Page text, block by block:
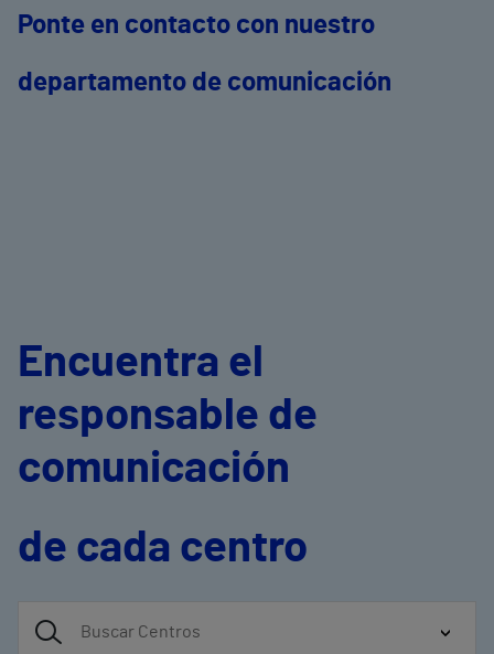
Ponte en contacto con nuestro
departamento de comunicación
Encuentra el
responsable de
comunicación
de cada centro